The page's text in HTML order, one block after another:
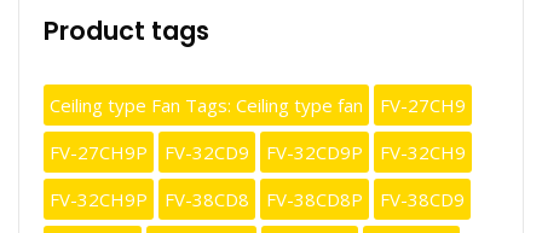
Product tags
Ceiling type Fan Tags: Ceiling type fan
FV-27CH9
FV-27CH9P
FV-32CD9 FV-32CD9P
FV-32CH9
FV-32CH9P
FV-38CD8 FV-38CD8P
FV-38CD9